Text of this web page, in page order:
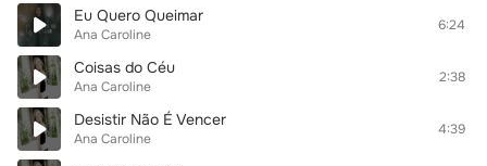
Eu Quero Queimar
Ana Caroline
6:24
Coisas do Céu
Ana Caroline
2:38
Desistir Não É Vencer
Ana Caroline
4:39